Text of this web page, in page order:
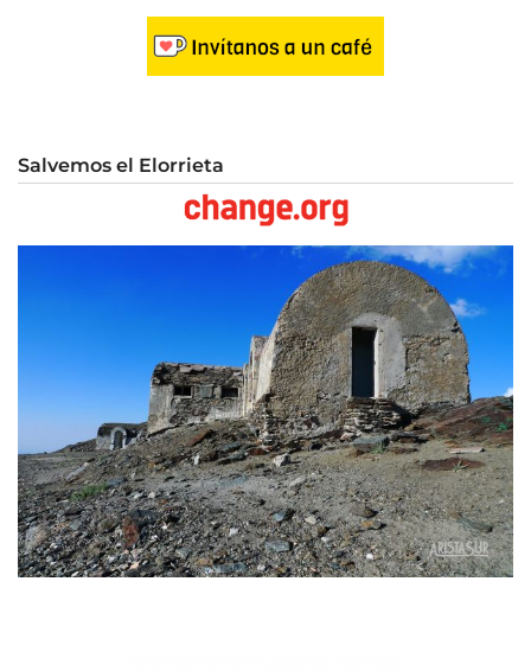
Salvemos el Elorrieta